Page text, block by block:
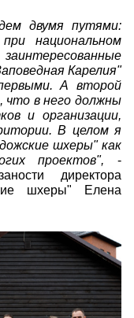
двумя путями:
национальном
Карелия"
А второй
что в него должны
и организации,
В целом я
шхеры" как
проектов", -
директора
шхеры" Елена